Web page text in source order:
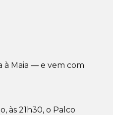
à Maia — e vem com
às 21h30, o Palco